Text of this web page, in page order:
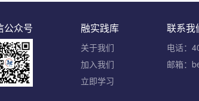
联系我
电话：
邮箱：
融实践库
关于我们
加入我们
立即学习
公众号